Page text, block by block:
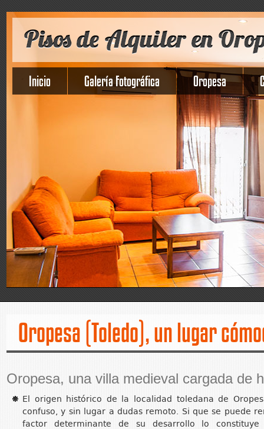
Inicio Galería Fotográfica Oropesa
Oropesa (Toledo), un lugar
Oropesa, una villa medieval cargada de
El origen histórico de la localidad toledana de
confuso, y sin lugar a dudas remoto. Si que se puede
factor determinante de su desarrollo lo constituye